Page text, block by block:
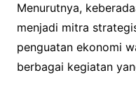
Menurutnya,
menjadi mitra
penguatan ekonomi
berbagai kegiatan